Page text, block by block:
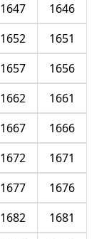
1646
1647
1651
1652
1656
1657
1661
1662
1666
1667
1671
1672
1676
1677
1681
1682